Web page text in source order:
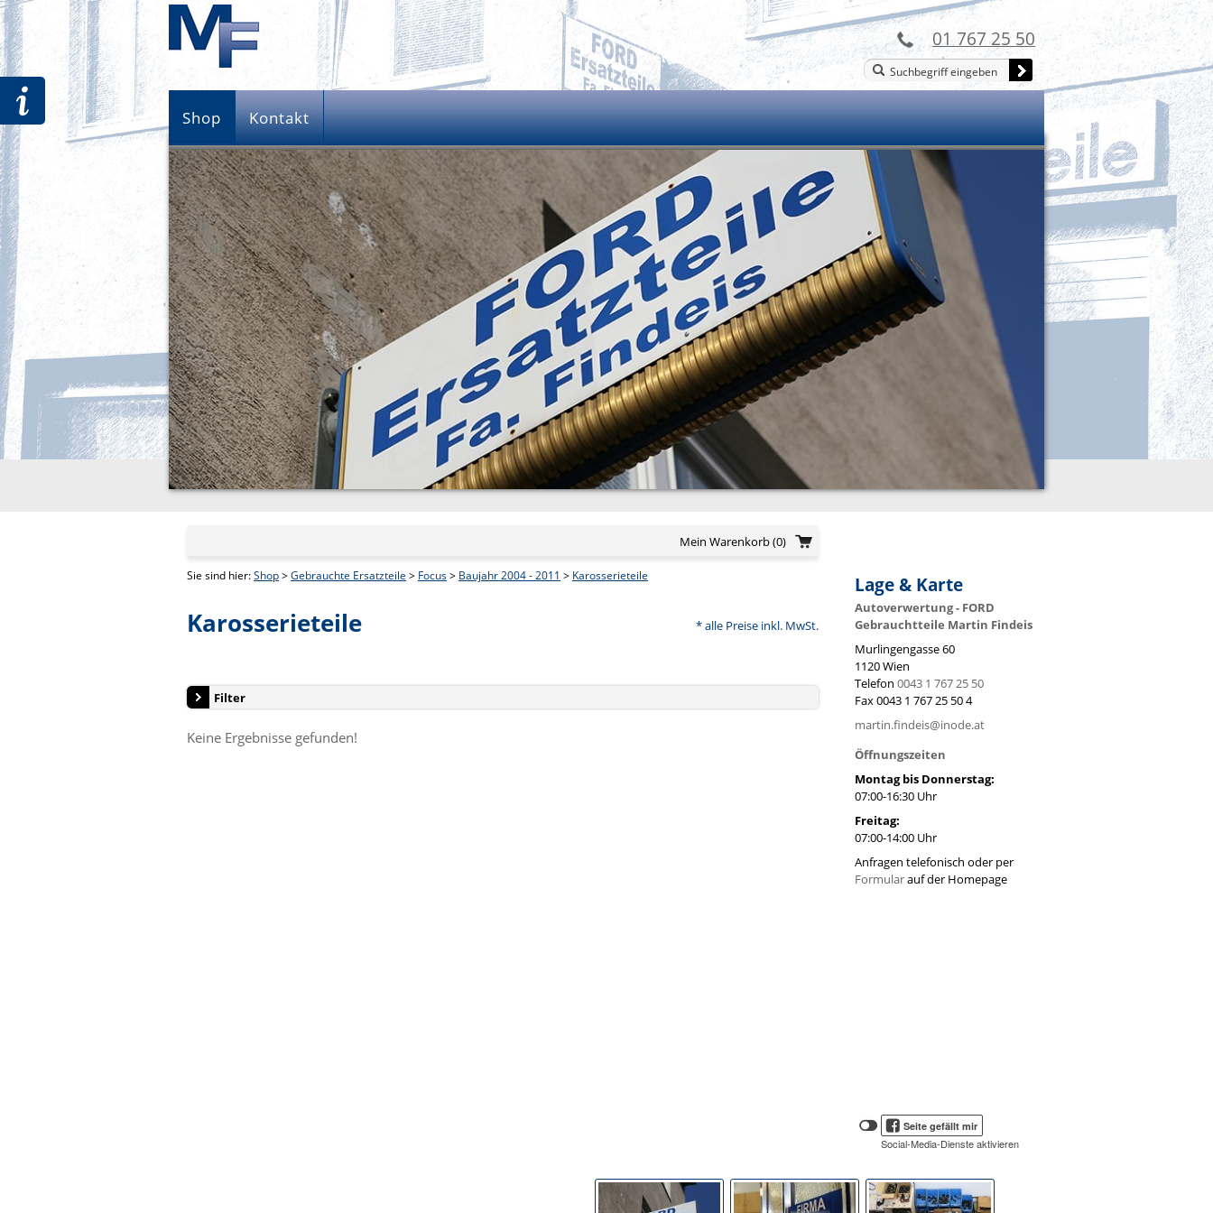
01 767 25 50
Shop Kontakt
Lage & Karte
Autoverwertung - FORD
Gebrauchtteile Martin Findeis
Murlingengasse 60
1120Wien
Telefon 0043 1 767 25 50
Fax0043 1 767 25 50 4
martin.findeis@inode.at
Öffnungszeiten
Montag bis Donnerstag:
07:00-16:30 Uhr
Freitag:
07:00-14:00 Uhr
Anfragen telefonisch oder per
Formularauf der Homepage
Klicken
Sie
Social-
Media-
Schaltflächen
Klicken
Sie
das
Facebook
Seite gefällt mir
Social-Media-Dienste aktivieren
Mein Warenkorb(0)
Sie sind hier:Shop>Gebrauchte Ersatzteile > Focus> Baujahr 2004 - 2011 > Karosserieteile
Karosserieteile * alle Preise inkl. MwSt.
Filter
Keine Ergebnisse gefunden!